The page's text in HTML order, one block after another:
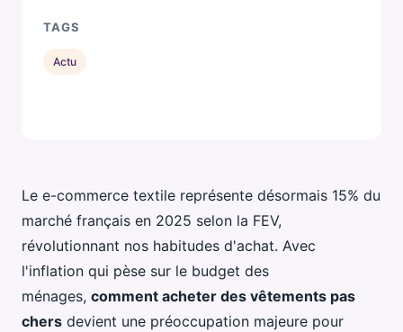
Le e-commerce textile représente désormais 15% du
marché français en 2025 selon la FEV,
révolutionnant nos habitudes d'achat. Avec
l'inflation qui pèse sur le budget des
ménages, comment acheter des vêtements pas
chers devient une préoccupation majeure pour
TAGS
Actu